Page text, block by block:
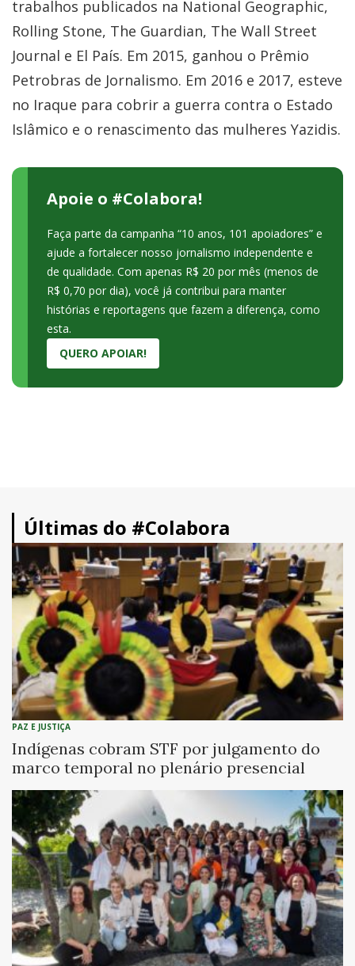
trabalhos publicados na National Geographic,
Rolling Stone, The Guardian, The Wall Street
Journal e El País. Em 2015, ganhou o Prêmio
Petrobras de Jornalismo. Em 2016 e 2017, esteve
no Iraque para cobrir a guerra contra o Estado
Islâmico e o renascimento das mulheres Yazidis.
Apoie o #Colabora!
Faça parte da campanha “10 anos, 101 apoiadores” e
ajude a fortalecer nosso jornalismo independente e
de qualidade. Com apenas R$ 20 por mês (menos de
R$ 0,70 por dia), você já contribui para manter
histórias e reportagens que fazem a diferença, como
esta.
QUERO APOIAR!
Últimas do #Colabora
PAZ E JUSTIÇA
Indígenas cobram STF por julgamento do
marco temporal no plenário presencial